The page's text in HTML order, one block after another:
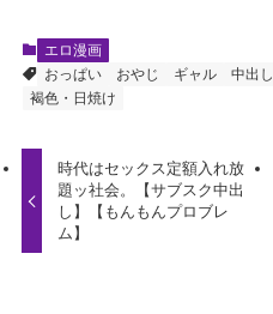
エロ漫画
おっぱい
おやじ ギャル 中出し
褐色・日焼け
時代はセックス定額入れ放
題ッ社会。【サブスク中出
し】【もんもんプロブレ
ム】